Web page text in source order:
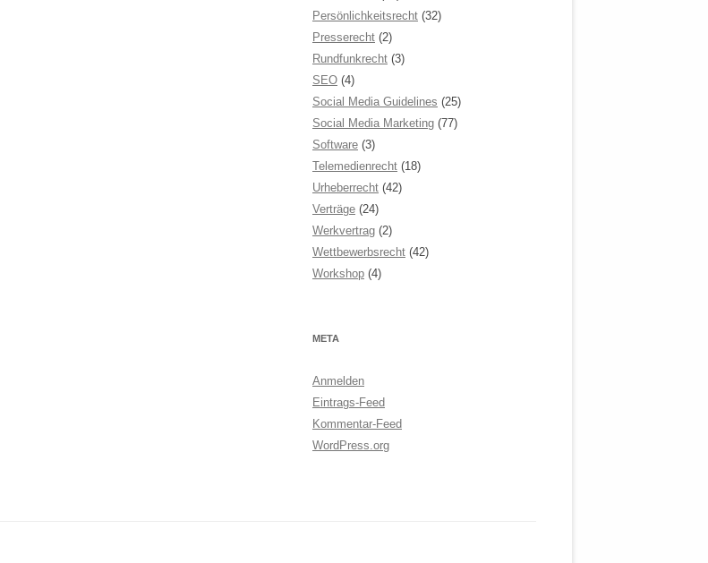
Persönlichkeitsrecht (32)
Presserecht (2)
Rundfunkrecht (3)
SEO (4)
Social Media Guidelines (25)
Social Media Marketing (77)
Software (3)
Telemedienrecht (18)
Urheberrecht (42)
Verträge (24)
Werkvertrag (2)
Wettbewerbsrecht (42)
Workshop (4)
META
Anmelden
Eintrags-Feed
Kommentar-Feed
WordPress.org